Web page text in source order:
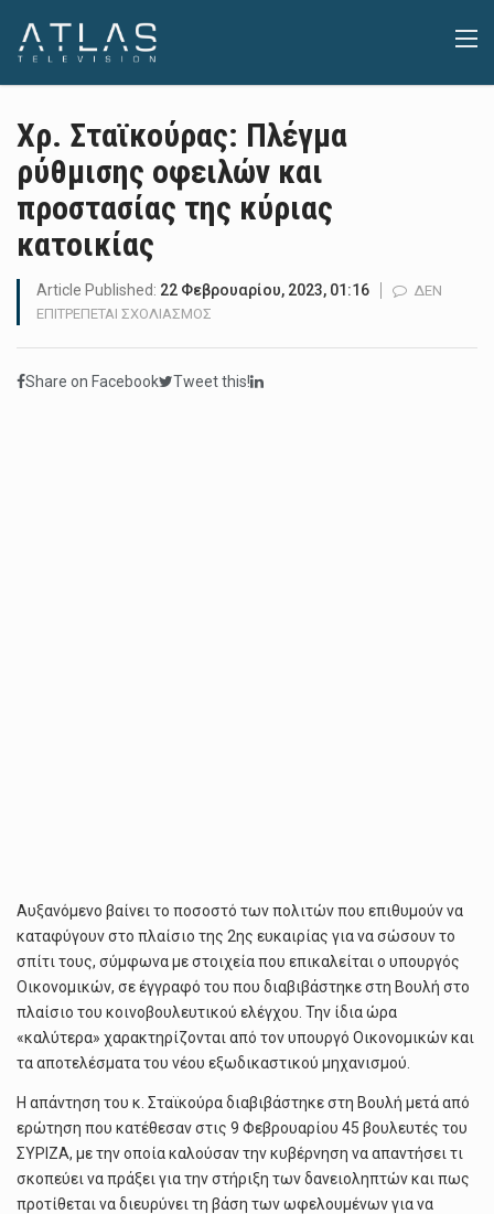
Χρ. Σταϊκούρας: Πλέγμα
ρύθμισης οφειλών και
προστασίας της κύριας
κατοικίας
Article Published: 22 Φεβρουαρίου, 2023, 01:16
ΔΕΝ
ΕΠΙΤΡΈΠΕΤΑΙ ΣΧΟΛΙΑΣΜΌΣ
ΠΛΈΓΜΑ
Share on Facebook Tweet this!
Αυξανόμενο βαίνει το ποσοστό των πολιτών που επιθυμούν να
καταφύγουν στο πλαίσιο της 2ης ευκαιρίας για να σώσουν το
σπίτι τους, σύμφωνα με στοιχεία που επικαλείται ο υπουργός
Οικονομικών, σε έγγραφό του που διαβιβάστηκε στη Βουλή στο
πλαίσιο του κοινοβουλευτικού ελέγχου. Την ίδια ώρα
«καλύτερα» χαρακτηρίζονται από τον υπουργό Οικονομικών και
τα αποτελέσματα του νέου εξωδικαστικού μηχανισμού.
Η απάντηση του κ. Σταϊκούρα διαβιβάστηκε στη Βουλή μετά από
ερώτηση που κατέθεσαν στις 9 Φεβρουαρίου 45 βουλευτές του
ΣΥΡΙΖΑ, με την οποία καλούσαν την κυβέρνηση να απαντήσει τι
σκοπεύει να πράξει για την στήριξη των δανειοληπτών και πως
προτίθεται να διευρύνει τη βάση των ωφελουμένων για να